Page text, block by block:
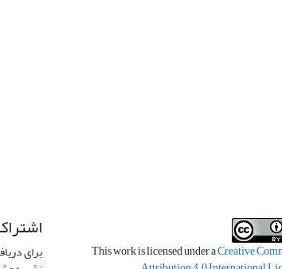
This work is licensed under aCreative برای